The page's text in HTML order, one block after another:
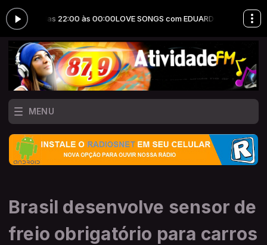
das 22:00 às 00:00LOVE SONGS com EDUARDO FORNARO das
MENU
Brasil desenvolve sensor de
freio obrigatório para carros